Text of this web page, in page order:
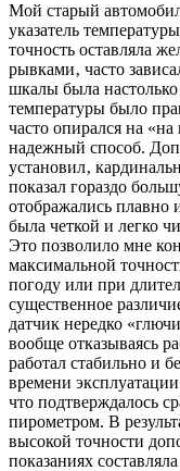
Мой старый
указатель
точность оставляла
рывками‚ часто
шкалы была настолько
температуры было
часто опирался на «на
надежный способ.
установил‚
показал гораздо
отображались плавно
была четкой и легко
Это позволило мне
максимальной
погоду или при
существенное
датчик нередко
вообще отказываясь
работал стабильно и
времени
что подтверждалось
пирометром. В
высокой точности
показаниях